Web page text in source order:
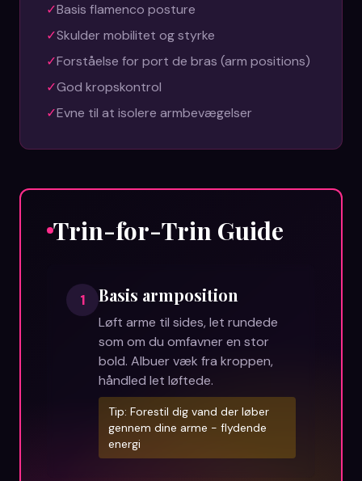
✓Basis flamenco posture
✓Skulder mobilitet og styrke
✓Forståelse for port de bras (arm positions)
✓God kropskontrol
✓Evne til at isolere armbevægelser
Trin-for-Trin Guide
1 Basis armposition
Løft arme til sides, let rundede
som om du omfavner en stor
bold. Albuer væk fra kroppen,
håndled let løftede.
Tip: Forestil dig vand der løber
gennem dine arme - flydende
energi